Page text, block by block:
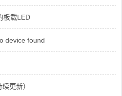
板载LED
device found
更新）